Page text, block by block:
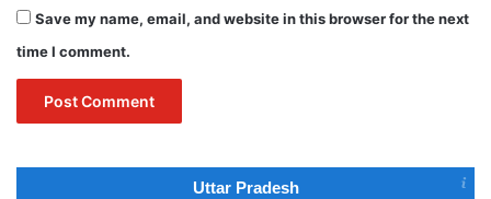
Save my name, email, and website in this browser for the next
time I comment.
Uttar Pradesh